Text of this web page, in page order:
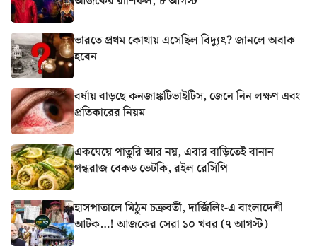
ভারতে প্রথম কোথায় এসেছিল বিদ্যুৎ? জানলে অবাক
হবেন
বর্ষায় বাড়ছে কনজাঙ্কটিভাইটিস, জেনে নিন লক্ষণ এবং
প্রতিকারের নিয়ম
একঘেয়ে পাতুরি আর নয়, এবার বাড়িতেই বানান
গন্ধরাজ বেকড ভেটকি, রইল রেসিপি
হাসপাতালে মিঠুন চক্রবর্তী, দার্জিলিং-এ বাংলাদেশী
আটক…! আজকের সেরা ১০ খবর (৭ আগস্ট)